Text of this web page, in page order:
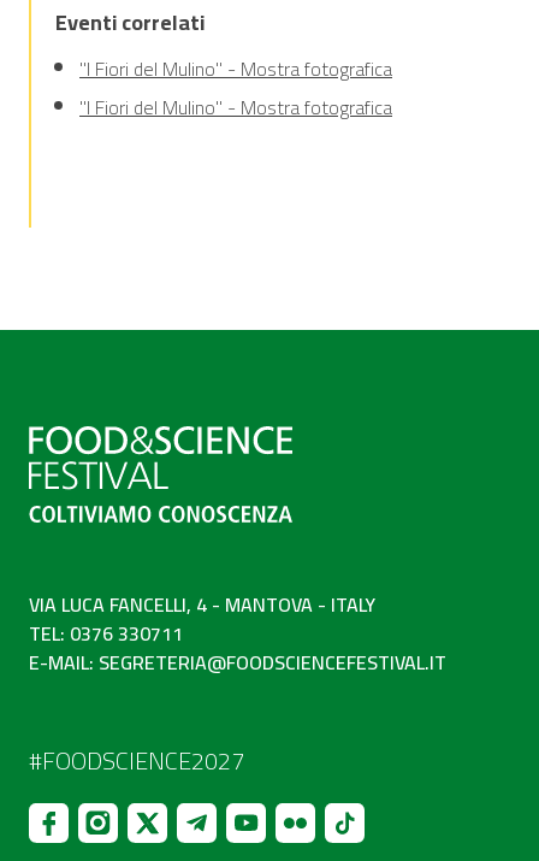
Eventi correlati
"I Fiori del Mulino" - Mostra fotografica
"I Fiori del Mulino" - Mostra fotografica
VIA LUCA FANCELLI, 4 - MANTOVA - ITALY
TEL: 0376 330711
E-MAIL: SEGRETERIA@FOODSCIENCEFESTIVAL.IT
#FOODSCIENCE2027